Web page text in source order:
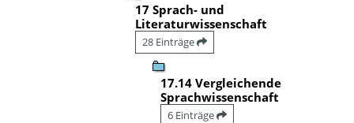
17 Sprach- und
Literaturwissenschaft
28 Einträge
17.14 Vergleichende
Sprachwissenschaft
6 Einträge